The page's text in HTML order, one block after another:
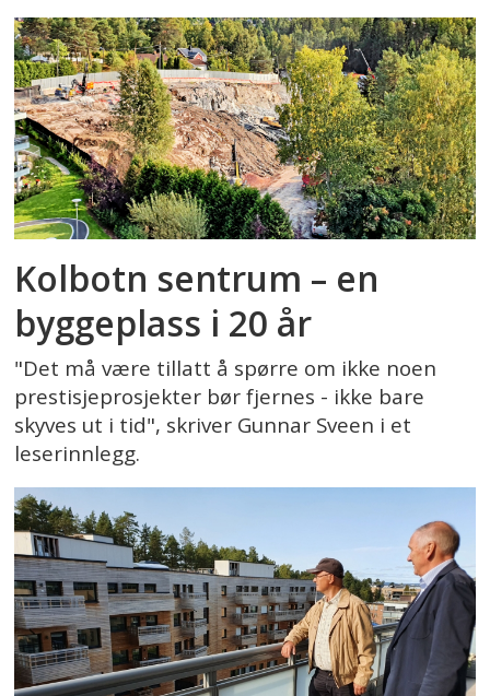
Kolbotn sentrum – en
byggeplass i 20 år
"Det må være tillatt å spørre om ikke noen
prestisjeprosjekter bør fjernes - ikke bare
skyves ut i tid", skriver Gunnar Sveen i et
leserinnlegg.